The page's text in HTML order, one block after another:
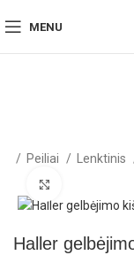
MENU
Peiliai Lenktinis
Haller